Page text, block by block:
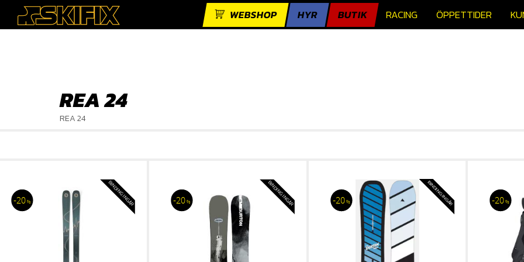
WEBSHOP HYR BUTIK RACING ÖPPETTIDER
REA 24
REA 24
20 % BINDING INGÅR 20 % BINDING INGÅR 20% BINDING INGÅR 20 %